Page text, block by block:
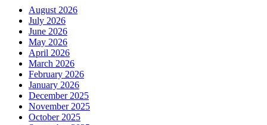
August 2026
July 2026
June 2026
May 2026
April 2026
March 2026
February 2026
January 2026
December 2025
November 2025
October 2025